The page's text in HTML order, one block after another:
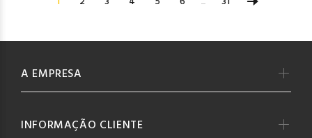
A EMPRESA
INFORMAÇÃO CLIENTE